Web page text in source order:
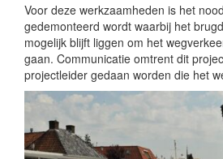
Voor deze werkzaamheden is het
gedemonteerd wordt waarbij het
mogelijk blijft liggen om het
gaan. Communicatie omtrent dit
projectleider gedaan worden die het